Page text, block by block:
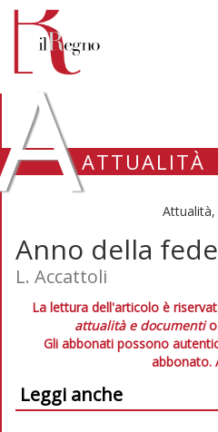
ATTUALITÀ
Attualità,
Anno della fede
L. Accattoli
La lettura dell'articolo è
attualità e documentio
Gli abbonati possono
abbonato.
Leggi anche